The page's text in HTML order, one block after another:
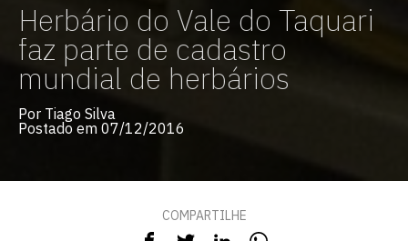
Herbário do Vale do Taquari
faz parte de cadastro
mundial de herbários
Por Tiago Silva
Postado em 07/12/2016
COMPARTILHE